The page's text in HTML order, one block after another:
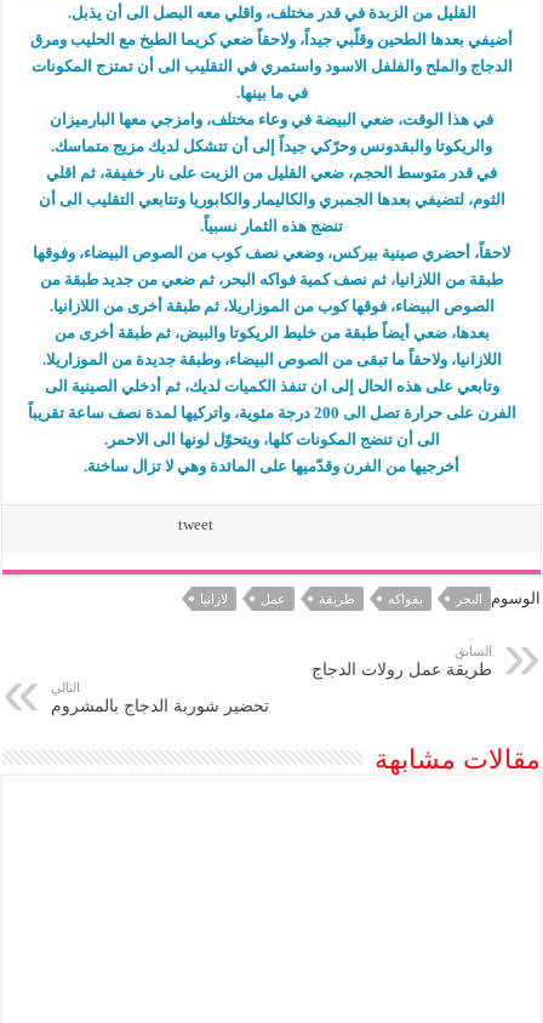
القليل من الزبدة في قدر مختلف، واقلي معه البصل الى أن يذبل.
أضيفي بعدها الطحين وقلّبي جيداً، ولاحقاً ضعي كريما الطبخ مع الحليب ومرق
الدجاج والملح والفلفل الاسود واستمري في التقليب الى أن تمتزج المكونات
في ما بينها.
في هذا الوقت، ضعي البيضة في وعاء مختلف، وامزجي معها البارميزان
والريكوتا والبقدونس وحرّكي جيداً إلى أن تتشكل لديك مزيج متماسك.
في قدر متوسط الحجم، ضعي القليل من الزيت على نار خفيفة، ثم اقلي
الثوم، لتضيفي بعدها الجمبري والكاليمار والكابوريا وتتابعي التقليب الى أن
تنضج هذه الثمار نسبياً.
لاحقاً، أحضري صينية بيركس، وضعي نصف كوب من الصوص البيضاء، وفوقها
طبقة من اللازانيا، ثم نصف كمية فواكه البحر، ثم ضعي من جديد طبقة من
الصوص البيضاء، فوقها كوب من الموزاريلا، ثم طبقة أخرى من اللازانيا.
بعدها، ضعي أيضاً طبقة من خليط الريكوتا والبيض، ثم طبقة أخرى من
اللازانيا، ولاحقاً ما تبقى من الصوص البيضاء، وطبقة جديدة من الموزاريلا.
وتابعي على هذه الحال إلى ان تنفذ الكميات لديك، ثم أدخلي الصينية الى
الفرن على حرارة تصل الى 200 درجة مئوية، واتركيها لمدة نصف ساعة تقريباً
الى أن تنضج المكونات كلها، ويتحوّل لونها الى الاحمر.
أخرجيها من الفرن وقدّميها على المائدة وهي لا تزال ساخنة.
tweet
الوسوم البحر بفواكه طريقة عمل لازانيا
السابق
طريقة عمل رولات الدجاج
التالي
تحضير شوربة الدجاج بالمشروم
مقالات مشابهة